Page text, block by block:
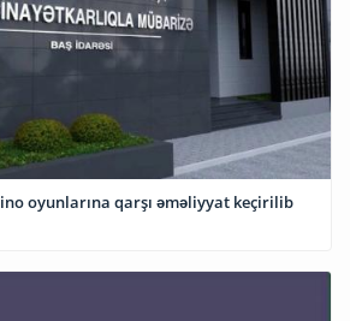
oyunlarına qarşı əməliyyat keçirilib